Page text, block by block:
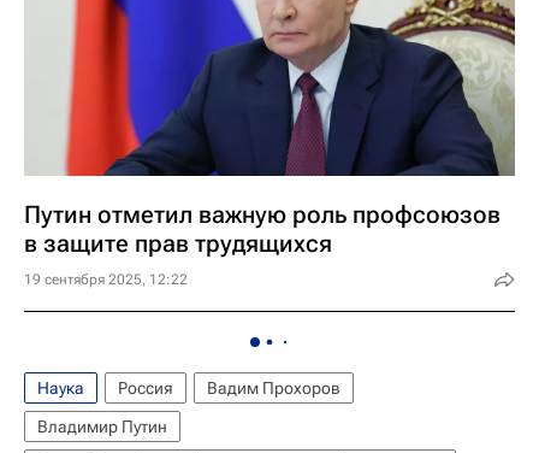
Путин отметил важную роль профсоюзов
в защите прав трудящихся
19 сентября 2025, 12:22
Наука Россия
Вадим Прохоров
Владимир Путин